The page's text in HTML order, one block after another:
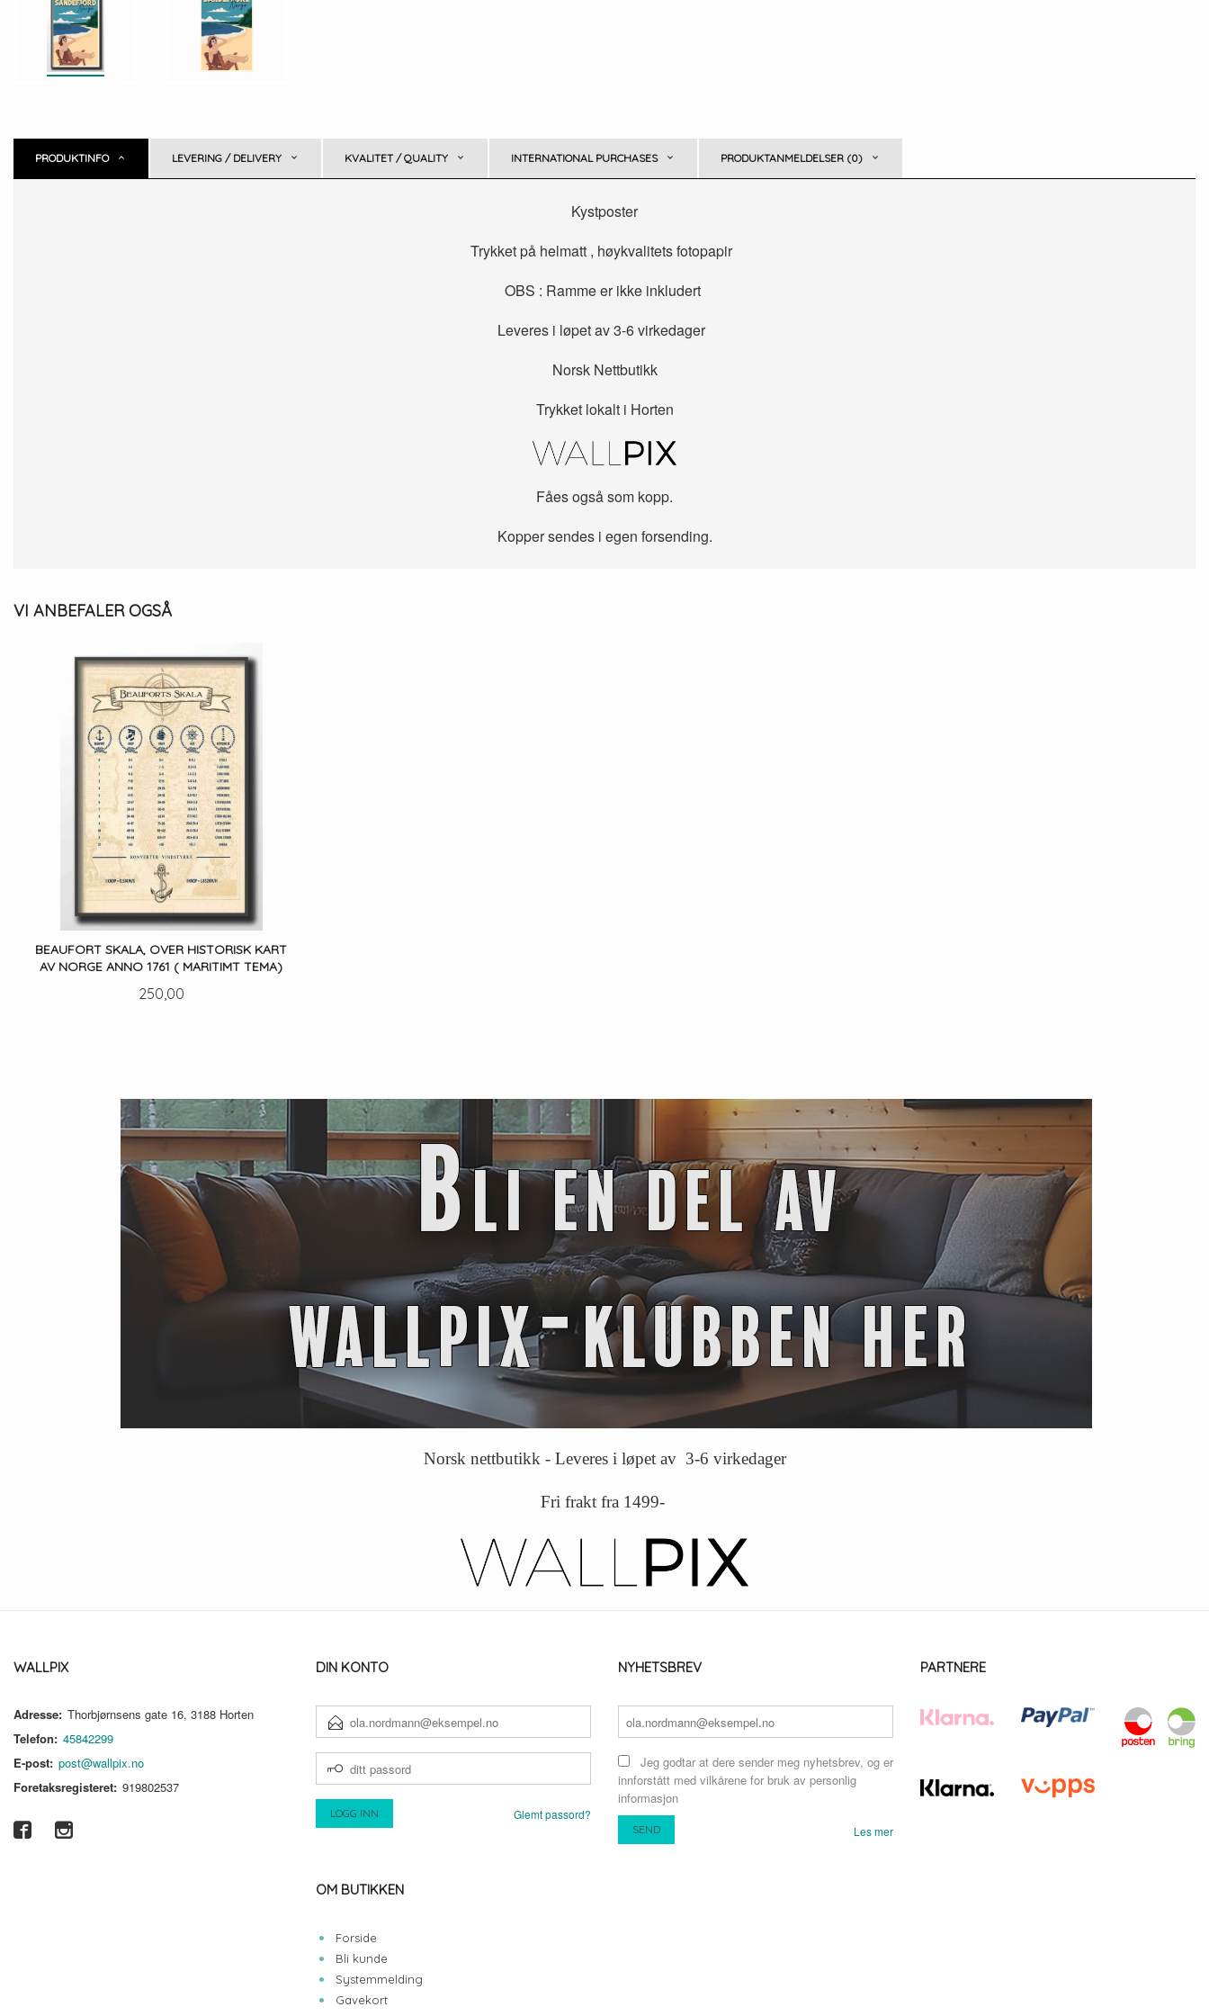
PRODUKTINFO LEVERING / DELIVERY KVALITET / QUALITY INTERNATIONAL PURCHASES PRODUKTANMELDELSER (0)
Kystposter
Trykket på helmatt , høykvalitets fotopapir
OBS : Ramme er ikke inkludert
Leveres i løpet av 3-6 virkedager
Norsk Nettbutikk
Trykket lokalt i Horten
Fåes også som kopp.
Kopper sendes i egen forsending.
VI ANBEFALER OGSÅ
BEAUFORT SKALA, OVER HISTORISK KART
AV NORGE ANNO 1761 ( MARITIMT TEMA)
Pris
250,00
Norsk nettbutikk - Leveres i løpet av 3-6 virkedager
Fri frakt fra 1499-
WALLPIX
Adresse: Thorbjørnsens gate 16, 3188 Horten
Telefon: 45842299
E-post: post@wallpix.no
Foretaksregisteret: 919802537
DIN KONTO
POSTADRESSE
PASSORD
Glemt passord?
OM BUTIKKEN
Forside
Bli kunde
Systemmelding
Gavekort
NYHETSBREV
Jeg godtar at dere sender meg nyhetsbrev, og er
innforstått med vilkårene for bruk av personlig
informasjon
Les mer
PARTNERE